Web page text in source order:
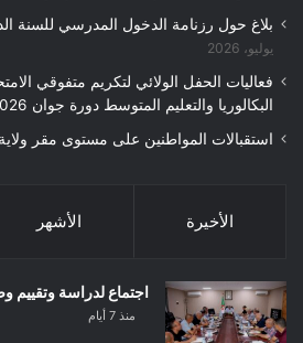
بلاغ حول رزنامة الدخول المدرسي للسنة الدراسية
يوليو، 2026
فعاليات الحفل الولائي لتكريم متفوقي
البكالوريا والتعليم المتوسط دورة جوان 2026
استقبالات المواطنين على مستوى مقر
الأخيرة الأشهر
اجتماع لدراسة وتقييم
منذ 7 أيام